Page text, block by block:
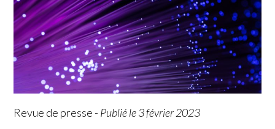
Revue de presse - Publié le 3 février 2023